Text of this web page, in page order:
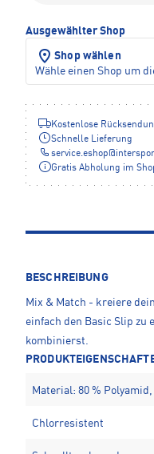
Ausgewählter Shop
Shop wählen
Wähle einen Shop um
Kostenlose
Schnelle Lieferung
service.eshop@
Gratis Abholung im
BESCHREIBUNG
Mix & Match - kreiere
einfach den Basic Slip zu
kombinierst.
Material: 80 %
Chlorresistent